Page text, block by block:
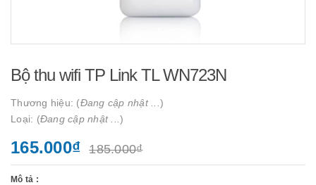
Bộ thu wifi TP Link TL WN723N
Thương hiệu: (Đang cập nhật ... )
Loại: (Đang cập nhật ... )
165.000₫ 185.000₫
Mô tả :